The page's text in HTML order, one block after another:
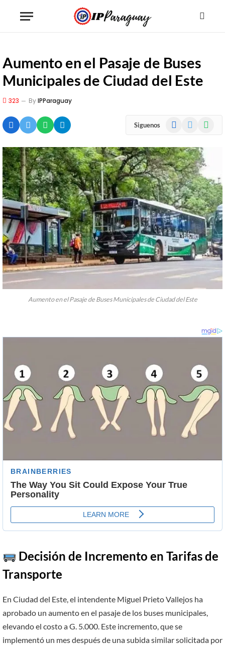
Aumento en el Pasaje de Buses
Municipales de Ciudad del Este
323 ByIPParaguay
Siguenos Facebook
Aumento en el Pasaje de Buses Municipales de Ciudad del Este
Decisión de Incremento en Tarifas de
Transporte
En Ciudad del Este, el intendente Miguel Prieto Vallejos ha
aprobado un aumento en el pasaje de los buses municipales,
elevando el costo a G. 5.000. Este incremento, que se
implementó un mes después de una subida similar solicitada por